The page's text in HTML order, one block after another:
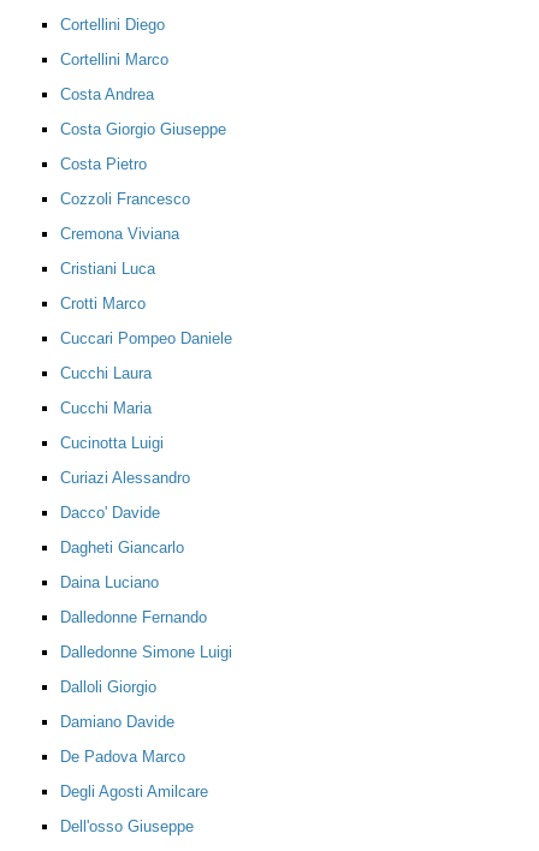
Cortellini Diego
Cortellini Marco
Costa Andrea
Costa Giorgio Giuseppe
Costa Pietro
Cozzoli Francesco
Cremona Viviana
Cristiani Luca
Crotti Marco
Cuccari Pompeo Daniele
Cucchi Laura
Cucchi Maria
Cucinotta Luigi
Curiazi Alessandro
Dacco' Davide
Dagheti Giancarlo
Daina Luciano
Dalledonne Fernando
Dalledonne Simone Luigi
Dalloli Giorgio
Damiano Davide
De Padova Marco
Degli Agosti Amilcare
Dell'osso Giuseppe